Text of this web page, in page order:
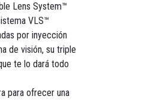
Lens System™
VLS™
por inyección
de visión, su triple
te lo dará todo
para ofrecer una